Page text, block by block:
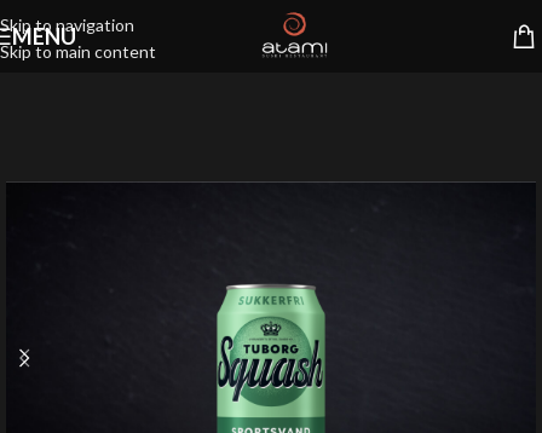
Skip to navigation
Skip to main content
MENU